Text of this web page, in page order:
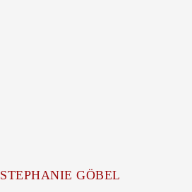
STEPHANIE GÖBEL